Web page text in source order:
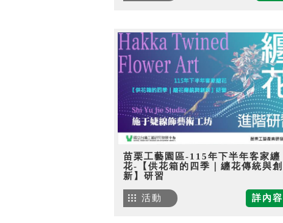
苗栗工藝園區-115年下半年客家纏
花-【供花箱的四季｜纏花傳統與創
新】研習
詳內容
活動